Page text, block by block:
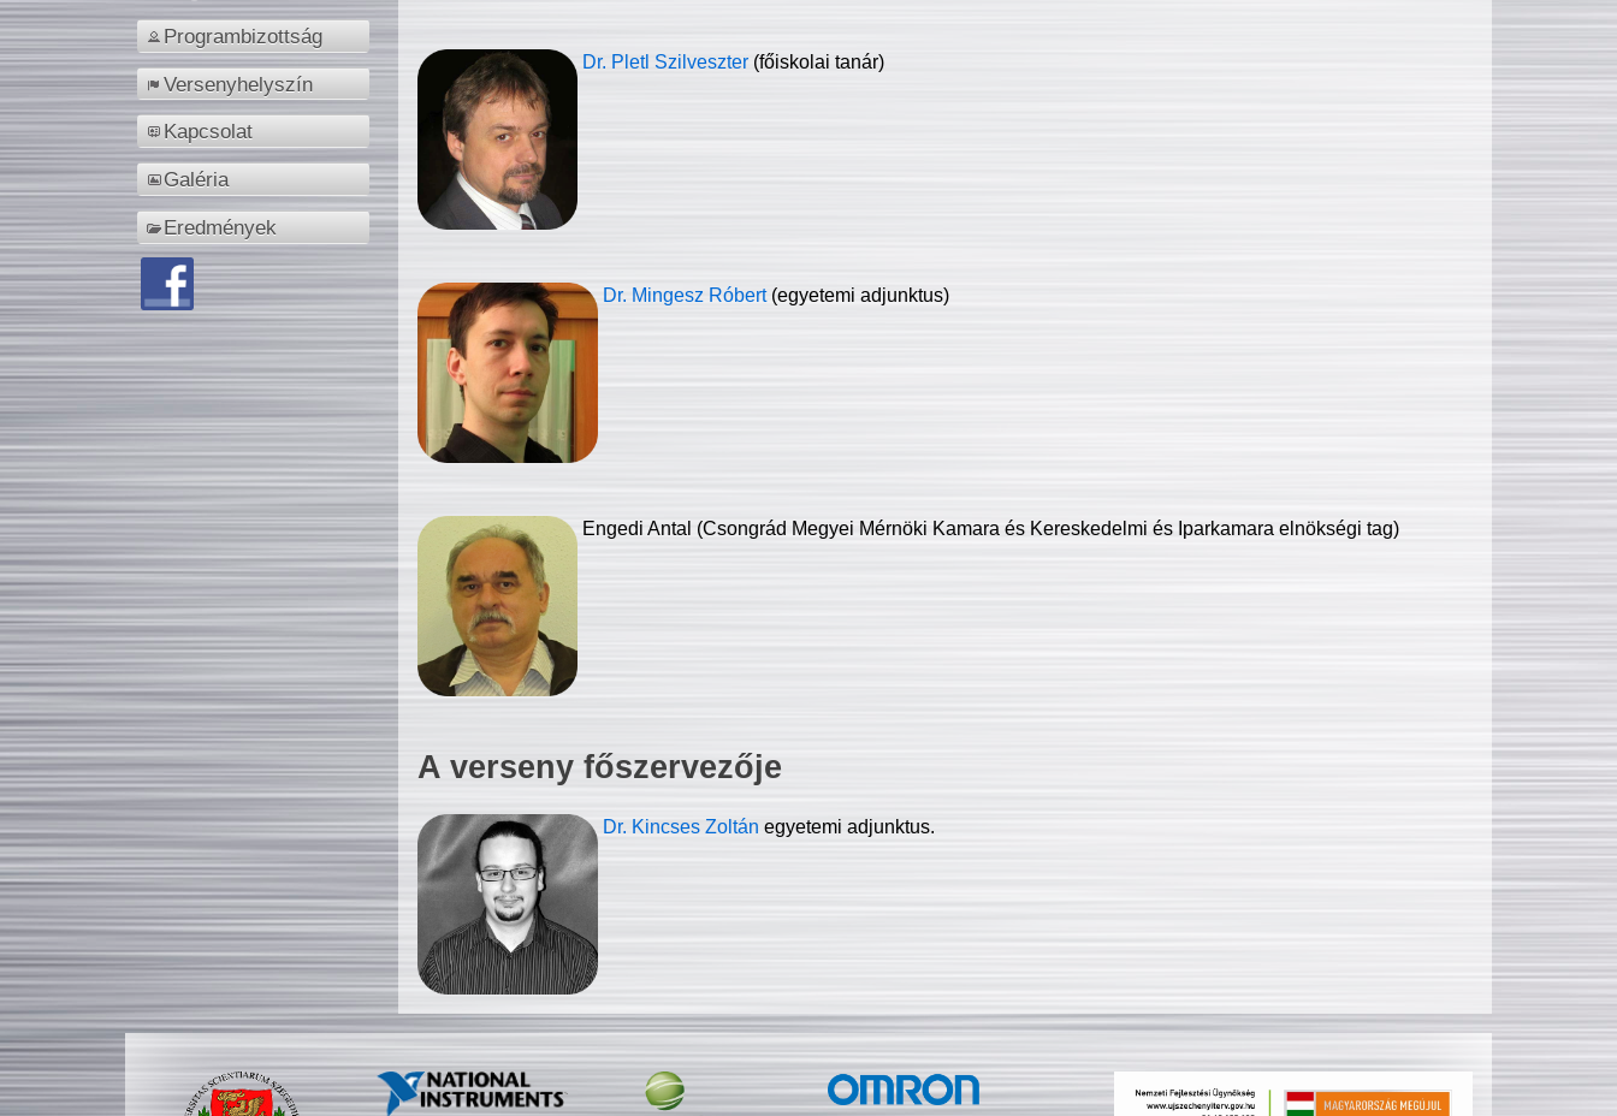
Programbizottság
Versenyhelyszín
Kapcsolat
Galéria
Eredmények
Dr. Pletl Szilveszter (főiskolai tanár)
Dr. Mingesz Róbert (egyetemi adjunktus)
Engedi Antal (Csongrád Megyei Mérnöki Kamara és Kereskedelmi és Iparkamara elnökségi tag)
A verseny főszervezője
Dr. Kincses Zoltán egyetemi adjunktus.